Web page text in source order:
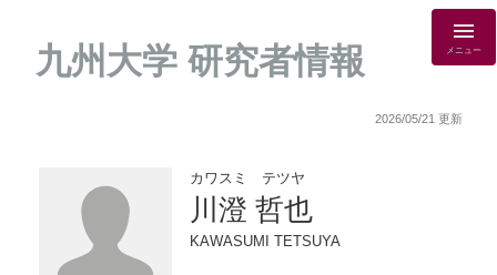
九州大学 研究者情報 メニュー
2026/05/21 更新
カワスミ テツヤ
川澄 哲也
KAWASUMI TETSUYA